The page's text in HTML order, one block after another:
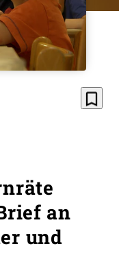
bookmark_border
an
und